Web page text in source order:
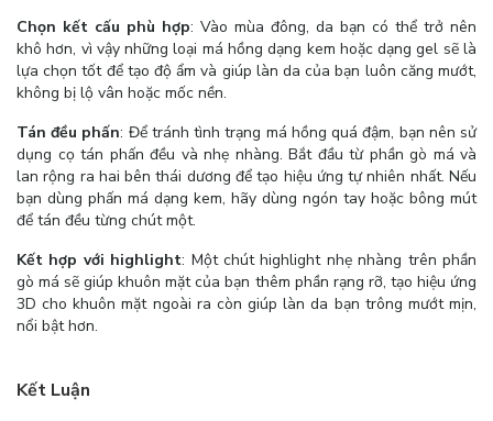
Chọn kết cấu phù hợp: Vào mùa đông, da bạn có thể trở nên
khô hơn, vì vậy những loại má hồng dạng kem hoặc dạng gel sẽ là
lựa chọn tốt để tạo độ ẩm và giúp làn da của bạn luôn căng mướt,
không bị lộ vân hoặc mốc nền.
Tán đều phấn: Để tránh tình trạng má hồng quá đậm, bạn nên sử
dụng cọ tán phấn đều và nhẹ nhàng. Bắt đầu từ phần gò má và
lan rộng ra hai bên thái dương để tạo hiệu ứng tự nhiên nhất. Nếu
bạn dùng phấn má dạng kem, hãy dùng ngón tay hoặc bông mút
để tán đều từng chút một.
Kết hợp với highlight: Một chút highlight nhẹ nhàng trên phần
gò má sẽ giúp khuôn mặt của bạn thêm phần rạng rỡ, tạo hiệu ứng
3D cho khuôn mặt ngoài ra còn giúp làn da bạn trông mướt mịn,
nổi bật hơn.
Kết Luận